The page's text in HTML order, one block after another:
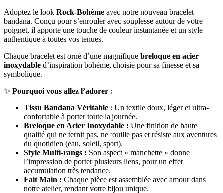
Adoptez le look Rock-Bohème avec notre nouveau bracelet
bandana. Conçu pour s’enrouler avec souplesse autour de votre
poignet, il apporte une touche de couleur instantanée et un style
authentique à toutes vos tenues.
Chaque bracelet est orné d’une magnifique breloque en acier
inoxydable d’inspiration bohème, choisie pour sa finesse et sa
symbolique.
✨ Pourquoi vous allez l’adorer :
Tissu Bandana Véritable : Un textile doux, léger et ultra-
confortable à porter toute la journée.
Breloque en Acier Inoxydable : Une finition de haute
qualité qui ne ternit pas, ne rouille pas et résiste aux aventures
du quotidien (eau, soleil, sport).
Style Multi-rangs : Son aspect « manchette » donne
l’impression de porter plusieurs liens, pour un effet
accumulation très tendance.
Fait Main : Chaque pièce est assemblée avec amour dans
notre atelier, rendant votre bijou unique.